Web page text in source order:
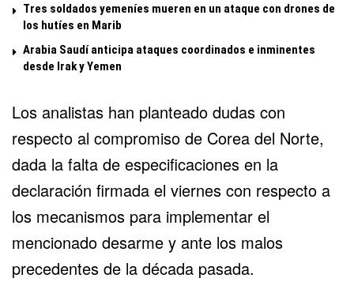
Tres soldados yemeníes mueren en un ataque con drones de
los hutíes en Marib
Arabia Saudí anticipa ataques coordinados e inminentes
desde Irak y Yemen
Los analistas han planteado dudas con
respecto al compromiso de Corea del Norte,
dada la falta de especificaciones en la
declaración firmada el viernes con respecto a
los mecanismos para implementar el
mencionado desarme y ante los malos
precedentes de la década pasada.